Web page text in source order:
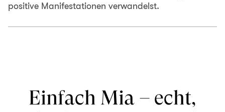
positive Manifestationen verwandelst.
Einfach Mia – echt,